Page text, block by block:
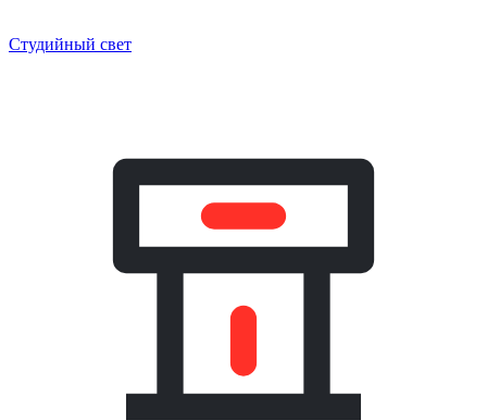
Студийный свет